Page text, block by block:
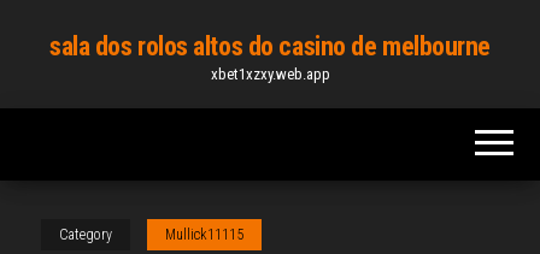
content
sala dos rolos altos do casino de melbourne
xbet1xzxy.web.app
Category Mullick11115